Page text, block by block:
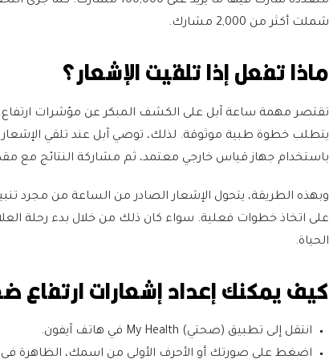
شملت أكثر من 2,000 مشارك.
ماذا تفعل إذا تلقيت الإشعار؟
تقتصر مهمة ساعة آبل على الكشف المبكر عن مؤشرات ارتفاع
يتطلب خطوة طبية موثوقة. لذلك، توصي آبل عند تلقي
باستخدام جهاز قياس خارجي معتمد، ثم مشاركة النتائج مع
وبهذه الطريقة، يتحول الإشعار الصادر من الساعة من مجرد
على اتخاذ خطوات فعلية. سواء كان ذلك من خلال بدء رحلة
الحياة.
كيف يمكنك إعداد إشعارات ارتفاع
انتقل إلى تطبيق (صحتي) My Health في هاتف آيفون.
اضغط على صورتك أو الأحرف الأولى من اسمك، الظاهرة في